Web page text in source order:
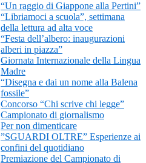
“Un raggio di Giappone alla Pertini”
“Libriamoci a scuola”, settimana
della lettura ad alta voce
“Festa dell’albero: inaugurazioni
alberi in piazza”
Giornata Internazionale della Lingua
Madre
“Disegna e dai un nome alla Balena
fossile”
Concorso “Chi scrive chi legge”
Campionato di giornalismo
Per non dimenticare
”SGUARDI OLTRE” Esperienze ai
confini del quotidiano
Premiazione del Campionato di